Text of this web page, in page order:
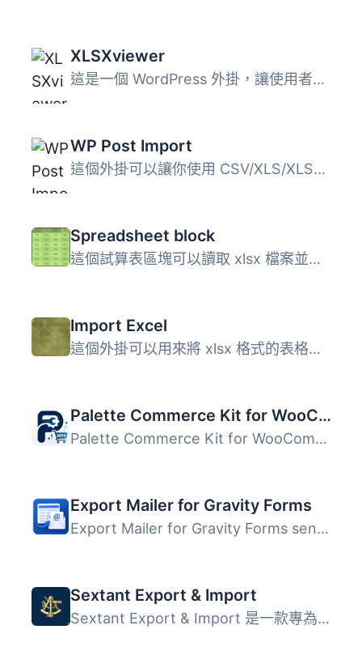
XLSXviewer
這是一個 WordPress 外掛，讓使用者可以上傳 XLSX 檔案並在網...
WP Post Import
這個外掛可以讓你使用 CSV/XLS/XLSX 檔案匯入新文章或更新現...
Spreadsheet block
這個試算表區塊可以讀取 xlsx 檔案並將其轉換成一個動態表格...
Import Excel
這個外掛可以用來將 xlsx 格式的表格匯入到網站資料庫中。 最...
Palette Commerce Kit for WooCommerce
Palette Commerce Kit for WooCommerce 是一款專為 WooCommer...
Export Mailer for Gravity Forms
Export Mailer for Gravity Forms sends your form entries a...
Sextant Export & Import
Sextant Export & Import 是一款專為 WooCommerce 商店設...